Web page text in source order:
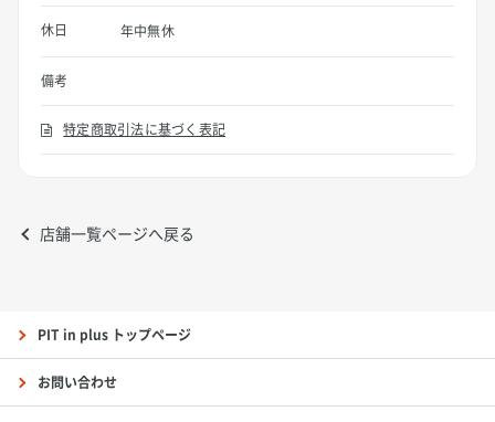
休日 年中無休
備考
特定商取引法に基づく表記
店舗一覧ページへ戻る
PIT in plus トップページ
お問い合わせ